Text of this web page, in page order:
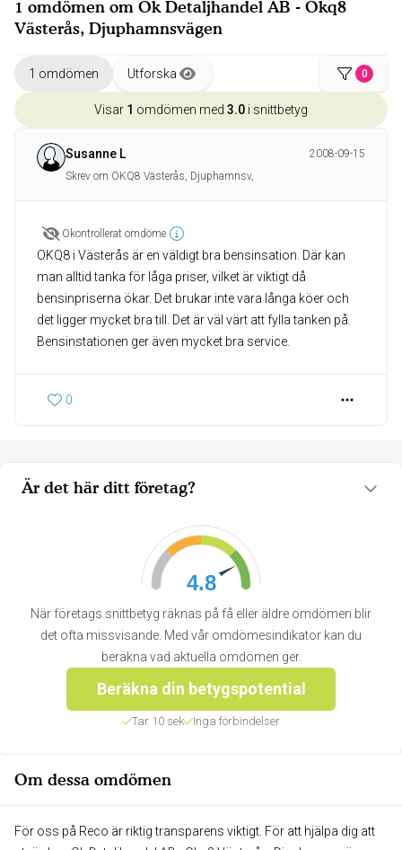
Är det här ditt företag?
4.8
När företags snittbetyg räknas på få eller äldre omdömen blir
det ofta missvisande. Med vår omdömesindikator kan du
beräkna vad aktuella omdömen ger.
Beräkna din betygspotential
Tar 10 sek Inga förbindelser
Om dessa omdömen
För oss på Reco är riktig transparens viktigt. För att hjälpa dig att
1 omdömen om Ok Detaljhandel AB - Okq8
Västerås, Djuphamnsvägen
1 omdömen Utforska 0
Visar 1 omdömen med 3.0 i snittbetyg
Susanne L
2008-09-15
Skrev om OKQ8 Västerås, Djuphamnsv,
Okontrollerat omdöme
OKQ8 i Västerås är en väldigt bra bensinsation. Där kan
man alltid tanka för låga priser, vilket är viktigt då
bensinpriserna ökar. Det brukar inte vara långa köer och
det ligger mycket bra till. Det är väl värt att fylla tanken på.
Bensinstationen ger även mycket bra service.
0